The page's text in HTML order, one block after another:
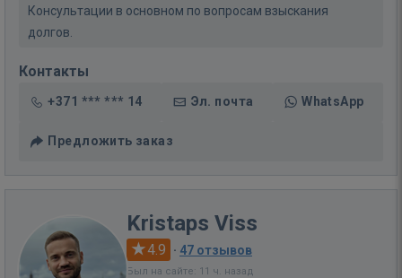
Консультации в основном по вопросам взыскания
долгов.
Контакты
+371 *** *** 14 Эл. почта WhatsApp
Предложить заказ
Kristaps Viss
4.9 · 47 отзывов
Был на сайте: 11 ч. назад